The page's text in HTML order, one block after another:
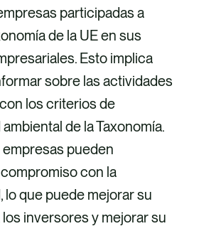
participadas a
de la UE en sus
Esto implica
sobre las actividades
los criterios de
de la Taxonomía.
empresas pueden
con la
lo que puede mejorar su
inversores y mejorar su